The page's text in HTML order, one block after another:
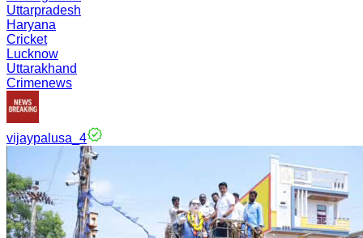
Uttarpradesh
Haryana
Cricket
Lucknow
Uttarakhand
Crimenews
vijaypalusa_4